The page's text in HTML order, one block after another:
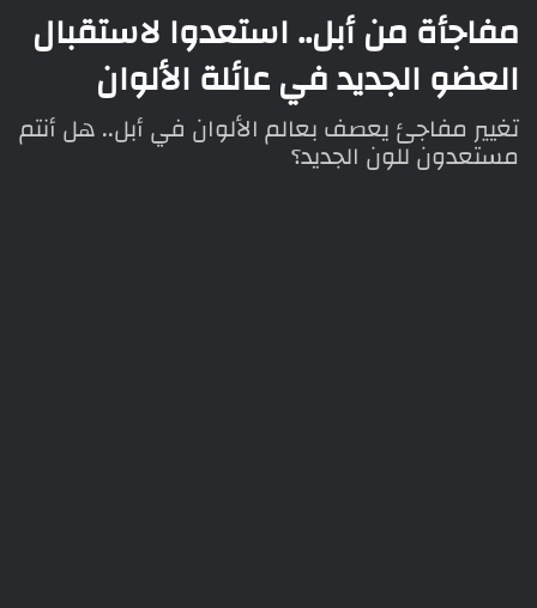
مفاجأة من أبل.. استعدوا لاستقبال
العضو الجديد في عائلة الألوان
تغيير مفاجئ يعصف بعالم الألوان في أبل.. هل أنتم
مستعدون للون الجديد؟